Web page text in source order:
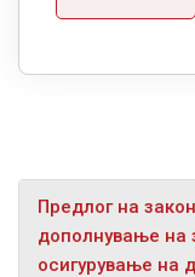
Предлог на
дополнување на
осигурување на